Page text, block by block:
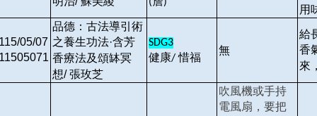
用
05/07
品德：古法導引術
之養生功法·含芳
香療法及頌缽冥
想/ 張玫芝
SDG3
健康/惜福
無
給
香
來
吹風機或手持
電風扇，要把